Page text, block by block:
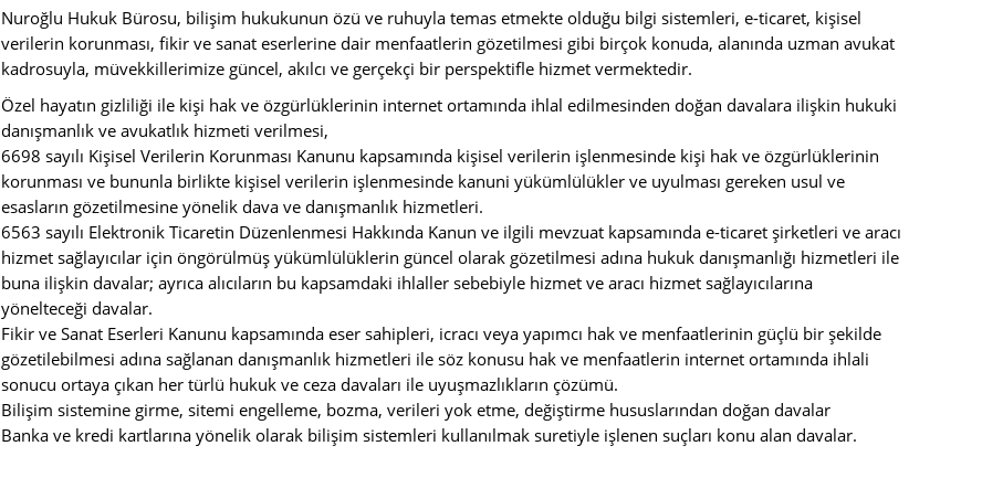
Nuroğlu Hukuk Bürosu, bilişim hukukunun özü ve ruhuyla temas etmekte olduğu bilgi sistemleri, e-ticaret, kişisel
verilerin korunması, fikir ve sanat eserlerine dair menfaatlerin gözetilmesi gibi birçok konuda, alanında uzman avukat
kadrosuyla, müvekkillerimize güncel, akılcı ve gerçekçi bir perspektifle hizmet vermektedir.
Özel hayatın gizliliği ile kişi hak ve özgürlüklerinin internet ortamında ihlal edilmesinden doğan davalara ilişkin hukuki
danışmanlık ve avukatlık hizmeti verilmesi,
6698 sayılı Kişisel Verilerin Korunması Kanunu kapsamında kişisel verilerin işlenmesinde kişi hak ve özgürlüklerinin
korunması ve bununla birlikte kişisel verilerin işlenmesinde kanuni yükümlülükler ve uyulması gereken usul ve
esasların gözetilmesine yönelik dava ve danışmanlık hizmetleri.
6563 sayılı Elektronik Ticaretin Düzenlenmesi Hakkında Kanun ve ilgili mevzuat kapsamında e-ticaret şirketleri ve aracı
hizmet sağlayıcılar için öngörülmüş yükümlülüklerin güncel olarak gözetilmesi adına hukuk danışmanlığı hizmetleri ile
buna ilişkin davalar; ayrıca alıcıların bu kapsamdaki ihlaller sebebiyle hizmet ve aracı hizmet sağlayıcılarına
yönelteceği davalar.
Fikir ve Sanat Eserleri Kanunu kapsamında eser sahipleri, icracı veya yapımcı hak ve menfaatlerinin güçlü bir şekilde
gözetilebilmesi adına sağlanan danışmanlık hizmetleri ile söz konusu hak ve menfaatlerin internet ortamında ihlali
sonucu ortaya çıkan her türlü hukuk ve ceza davaları ile uyuşmazlıkların çözümü.
Bilişim sistemine girme, sitemi engelleme, bozma, verileri yok etme, değiştirme hususlarından doğan davalar
Banka ve kredi kartlarına yönelik olarak bilişim sistemleri kullanılmak suretiyle işlenen suçları konu alan davalar.